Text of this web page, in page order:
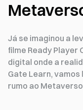
Já se imaginou a
filme Ready Player
digital onde a
Gate Learn,
rumo ao